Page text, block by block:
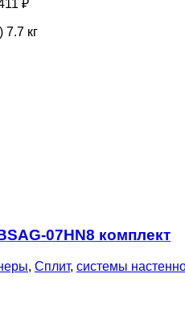
₽
7.7 кг
07HN8 комплект
, Сплит, системы